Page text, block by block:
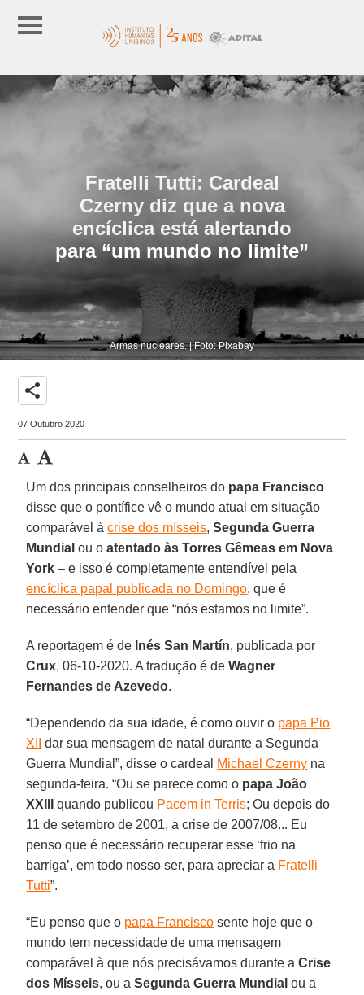
Fratelli Tutti: Cardeal
Czerny diz que a nova
encíclica está alertando
para “um mundo no limite”
Armas nucleares. | Foto: Pixabay
share
07 Outubro 2020
Um dos principais conselheiros do papa Francisco
disse que o pontífice vê o mundo atual em situação
comparável àcrise dos mísseis,Segunda Guerra
Mundial ou oatentado às Torres Gêmeas em Nova
York – e isso é completamente entendível pela
encíclica papal publicada no Domingo, que é
necessário entender que “nós estamos no limite”.
A reportagem é de Inés San Martín, publicada por
Crux, 06-10-2020. A tradução é deWagner
Fernandes de Azevedo.
“Dependendo da sua idade, é como ouvir o papa Pio
XII
dar sua mensagem de natal durante a Segunda
Guerra Mundial”, disse o cardeal Michael Czerny na
segunda-feira. “Ou se parece como o papa João
XXIII
quando publicou Pacem in Terris; Ou depois do
11 de setembro de 2001, a crise de 2007/08... Eu
penso que é necessário recuperar esse ‘frio na
barriga’, em todo nosso ser, para apreciar a Fratelli
Tutti”.
“Eu penso que o papa Francisco sente hoje que o
mundo tem necessidade de uma mensagem
comparável à que nós precisávamos durante aCrise
dos Mísseis, ou aSegunda Guerra Mundial ou a